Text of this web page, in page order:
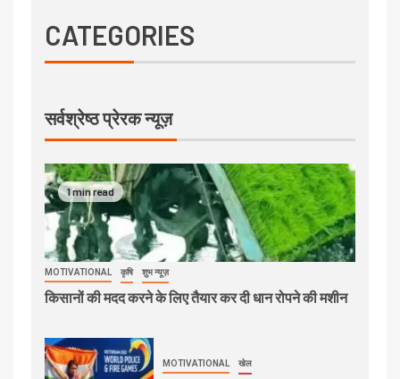
CATEGORIES
सर्वश्रेष्ठ प्रेरक न्यूज़
1 min read
MOTIVATIONAL कृषि शुभ न्यूज़
किसानों की मदद करने के लिए तैयार कर दी धान रोपने की मशीन
MOTIVATIONAL खेल